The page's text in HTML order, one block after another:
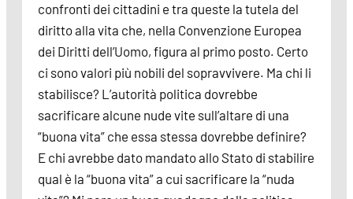
confronti dei cittadini e tra queste la tutela del
diritto alla vita che, nella Convenzione Europea
dei Diritti dell’Uomo, figura al primo posto. Certo
ci sono valori più nobili del sopravvivere. Ma chi li
stabilisce? L’autorità politica dovrebbe
sacrificare alcune nude vite sull’altare di una
“buona vita” che essa stessa dovrebbe definire?
E chi avrebbe dato mandato allo Stato di stabilire
qual è la “buona vita” a cui sacrificare la “nuda